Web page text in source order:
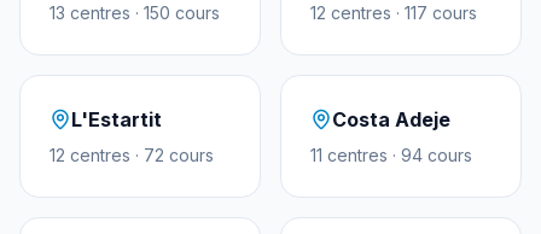
13 centres · 150 cours 12 centres · 117 cours
L'Estartit
12 centres · 72 cours
Costa Adeje
11 centres · 94 cours